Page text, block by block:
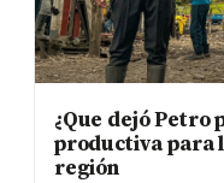
¿Que dejó Petro
productiva para
región